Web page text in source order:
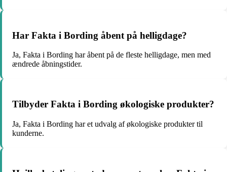
Har Fakta i Bording åbent på helligdage?
Ja, Fakta i Bording har åbent på de fleste helligdage, men med
ændrede åbningstider.
Tilbyder Fakta i Bording økologiske produkter?
Ja, Fakta i Bording har et udvalg af økologiske produkter til
kunderne.